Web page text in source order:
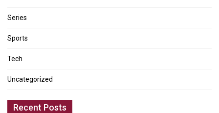
Series
Sports
Tech
Uncategorized
Recent Posts